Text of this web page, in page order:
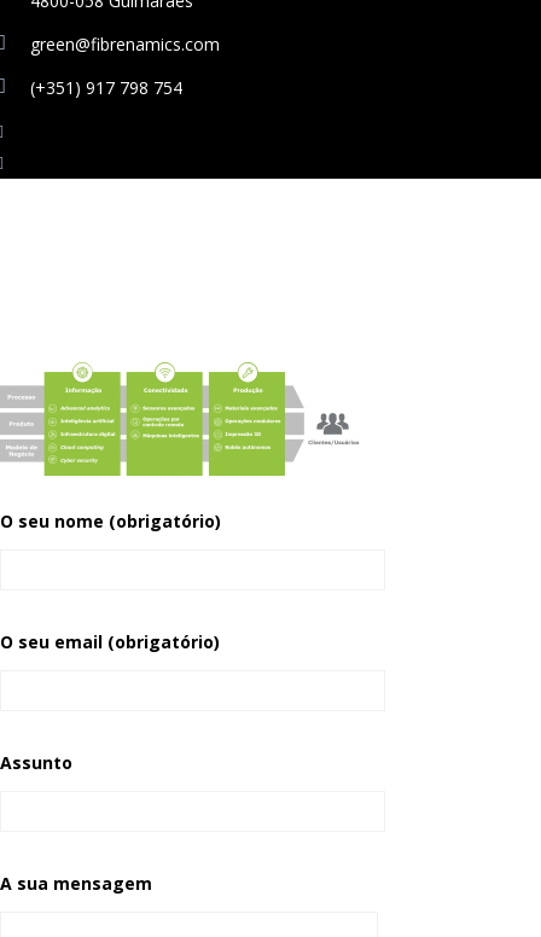
green@fibrenamics.com
(+351) 917 798 754
O seu nome (obrigatório)
O seu email (obrigatório)
Assunto
A sua mensagem